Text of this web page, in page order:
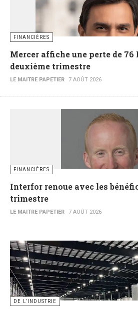
FINANCIÈRES
Mercer affiche une perte de 76
deuxième trimestre
LE MAITRE PAPETIER 7 AOÛT 2026
FINANCIÈRES
Interfor renoue avec les
trimestre
LE MAITRE PAPETIER 7 AOÛT 2026
DE L’INDUSTRIE